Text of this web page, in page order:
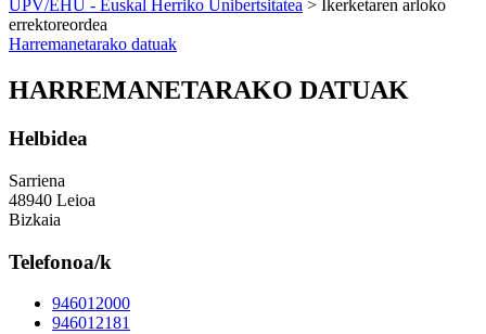
UPV/EHU - Euskal Herriko Unibertsitatea > Ikerketaren arloko
errektoreordea
Harremanetarako datuak
HARREMANETARAKO DATUAK
Helbidea
Sarriena
48940 Leioa
Bizkaia
Telefonoa/k
946012000
946012181